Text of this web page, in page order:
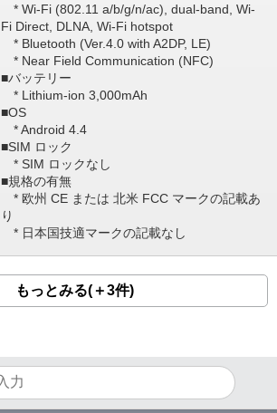
* Wi-Fi (802.11 a/b/g/n/ac), dual-band, Wi-
Fi Direct, DLNA, Wi-Fi hotspot
* Bluetooth (Ver.4.0 with A2DP, LE)
* Near Field Communication (NFC)
■バッテリー
* Lithium-ion 3,000mAh
■OS
* Android 4.4
■SIM ロック
* SIM ロックなし
■規格の有無
* 欧州 CE または 北米 FCC マークの記載あ
り
* 日本国技適マークの記載なし
もっとみる(＋3件)